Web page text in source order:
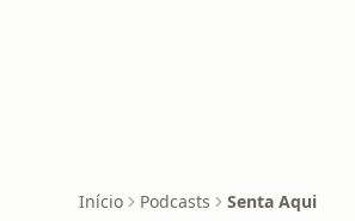
Início Podcasts Senta Aqui